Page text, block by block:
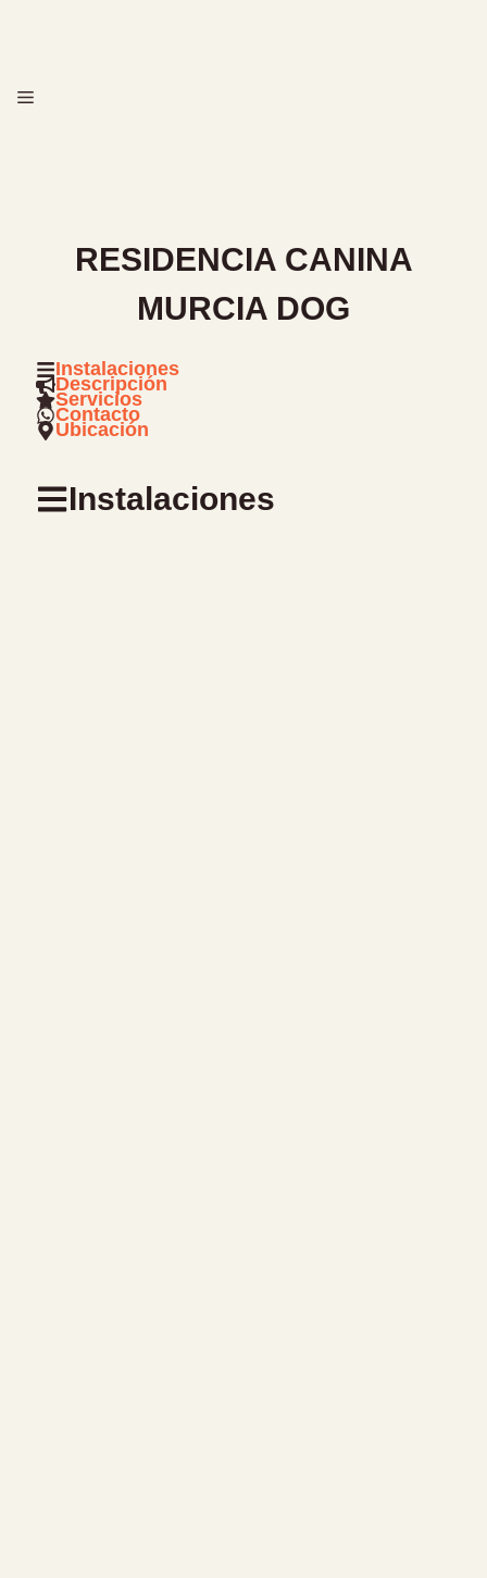
MENÚ
RESIDENCIA CANINA
MURCIA DOG
Instalaciones
Descripción
Servicios
Contacto
Ubicación
Instalaciones